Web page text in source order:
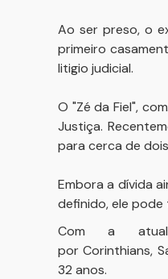
Ao ser preso, o
primeiro
litigio judicial.
O "Zé da Fiel",
Justiça.
para cerca de
Embora a dívida
definido, ele
Com a
por Corinthians,
32 anos.